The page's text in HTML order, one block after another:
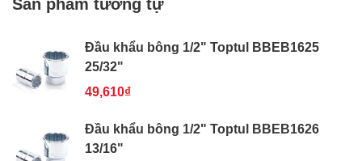
Sản phẩm tương tự
Đầu khẩu bông 1/2" Toptul BBEB1625
25/32"
49,610₫
Đầu khẩu bông 1/2" Toptul BBEB1626
13/16"